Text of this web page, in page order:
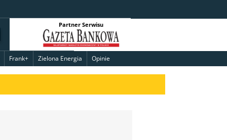
Partner Serwisu
Frank+ Zielona Energia Opinie